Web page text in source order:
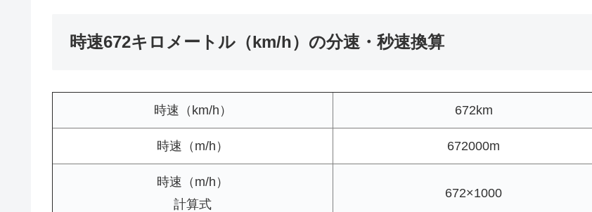
時速672キロメートル（km/h）の分速・秒速換算
時速（km/h） 672km
時速（m/h） 672000m
時速（m/h）
計算式
672×1000